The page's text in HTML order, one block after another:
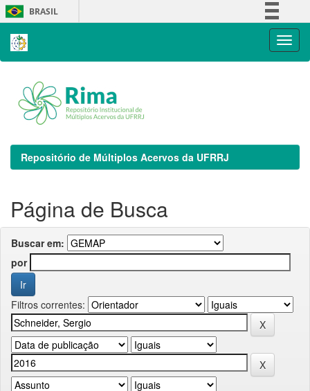
Skip
navigation
BRASIL
Repositório de Múltiplos Acervos da UFRRJ
Página de Busca
Buscar em:
por
Filtros correntes: